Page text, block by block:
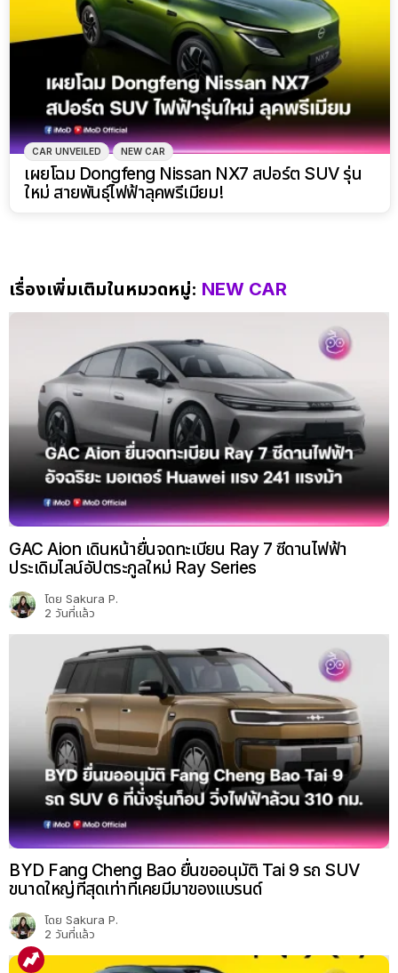
CAR UNVEILED NEW CAR
เผยโฉม Dongfeng Nissan NX7 สปอร์ต SUV รุ่น
ใหม่ สายพันธุ์ไฟฟ้าลุคพรีเมียม!
เรื่องเพิ่มเติมในหมวดหมู่: NEW CAR
GAC Aion เดินหน้ายื่นจดทะเบียน Ray 7 ซีดานไฟฟ้า
ประเดิมไลน์อัปตระกูลใหม่ Ray Series
โดย Sakura P.
2 วันที่แล้ว
BYD Fang Cheng Bao ยื่นขออนุมัติ Tai 9 รถ SUV
ขนาดใหญ่ที่สุดเท่าที่เคยมีมาของแบรนด์
โดย Sakura P.
2 วันที่แล้ว